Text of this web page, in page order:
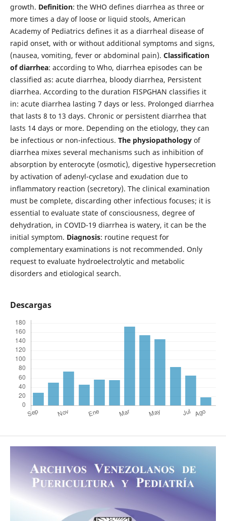
growth. Definition: the WHO defines diarrhea as three or
more times a day of loose or liquid stools, American
Academy of Pediatrics defines it as a diarrheal disease of
rapid onset, with or without additional symptoms and signs,
(nausea, vomiting, fever or abdominal pain). Classification
of diarrhea: according to Who, diarrhea episodes can be
classified as: acute diarrhea, bloody diarrhea, Persistent
diarrhea. According to the duration FISPGHAN classifies it
in: acute diarrhea lasting 7 days or less. Prolonged diarrhea
that lasts 8 to 13 days. Chronic or persistent diarrhea that
lasts 14 days or more. Depending on the etiology, they can
be infectious or non-infectious. The physiopathologyof
diarrhea mixes several mechanisms such as inhibition of
absorption by enterocyte (osmotic), digestive hypersecretion
by activation of adenyl-cyclase and exudation due to
inflammatory reaction (secretory). The clinical examination
must be complete, discarding other infectious focuses; it is
essential to evaluate state of consciousness, degree of
dehydration, in COVID-19 diarrhea is watery, it can be the
initial symptom. Diagnosis: routine request for
complementary examinations is not recommended. Only
request to evaluate hydroelectrolytic and metabolic
disorders and etiological search.
Descargas